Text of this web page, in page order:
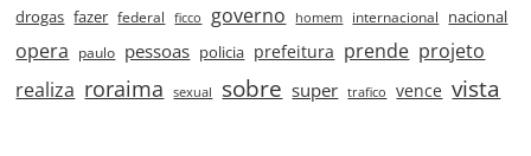
drogas fazer federal ficco governo homem internacional nacional
opera paulo pessoas policia prefeitura prende projeto
realiza roraima sexual sobre super trafico vence vista